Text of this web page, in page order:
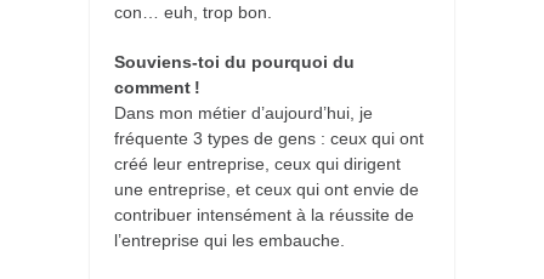
con… euh, trop bon.
Souviens-toi du pourquoi du
comment !
Dans mon métier d’aujourd’hui, je
fréquente 3 types de gens : ceux qui ont
créé leur entreprise, ceux qui dirigent
une entreprise, et ceux qui ont envie de
contribuer intensément à la réussite de
l’entreprise qui les embauche.